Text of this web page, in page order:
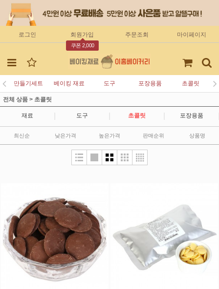
로그인 회원가입
쿠폰 2,000
주문조회 마이페이지
만들기세트 베이킹 재료 도구 포장용품 초콜릿
전체 상품 > 초콜릿
재료 도구 초콜릿 포장용품
최신순 낮은가격 높은가격 판매순위 상품명